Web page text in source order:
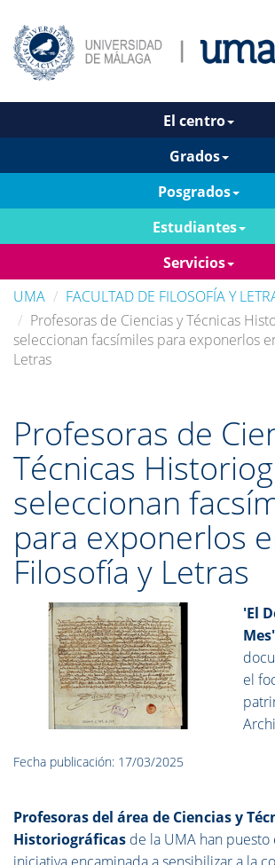
El centro
Grados
Posgrados
Estudiantes
Servicios
UMA
FACULTAD DE FILOSOFÍA Y
Profesoras de Ciencias y Técnicas
seleccionan facsímiles para exponerlos
Letras
Profesoras de
Técnicas
seleccionan
para exponerlos
Filosofía y Letras
'El
Mes'
el
Fecha publicación: 17/03/2025
Profesoras del área de Ciencias y
Historiográficas de la UMA han puesto